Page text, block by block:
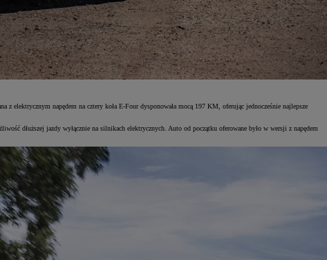
elektrycznym napędem na cztery koła E-Four dysponowała mocą 197 KM, oferując jednocześnie najlepsze
dłuższej jazdy wyłącznie na silnikach elektrycznych. Auto od początku oferowane było w wersji z napędem